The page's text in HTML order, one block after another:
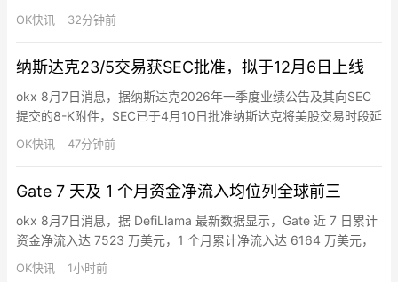
该公司已暂时暂停原有的客户数据自动清除机制。此前，Coldcard
的标准做法是在客户记录保存120天后自动清空，仅保留用户邮箱
除数据。Coldcard表示，因安全事件涉及正…
OK快讯 32分钟前
纳斯达克23/5交易获SEC批准，拟于12月6日上线
okx 8月7日消息，据纳斯达克2026年一季度业绩公告及其向SEC
提交的8-K附件，SEC已于4月10日批准纳斯达克将美股交易时段延
长至每周5天、每天23小时的规则变更。纳斯达克计划于2026年12
月6日启动23/5交易。新安排拟分为日间时段（美东时间4:00—
小时。SEC批准…
OK快讯 47分钟前
Gate 7 天及 1 个月资金净流入均位列全球前三
okx 8月7日消息，据 DefiLlama 最新数据显示，Gate 近 7 日累计
资金净流入达 7523 万美元，1 个月累计净流入达 6164 万美元，
均排名全球前三。
OK快讯 1小时前